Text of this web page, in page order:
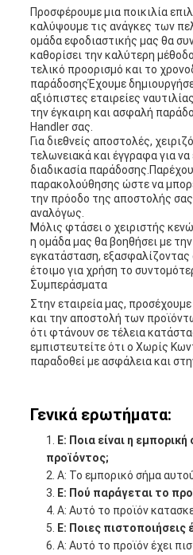
Προσφέρουμε μια ποικιλία
καλύψουμε τις ανάγκες των
ομάδα εφοδιαστικής μας θα
καθορίσει την καλύτερη
τελικό προορισμό και το
παράδοσηςΈχουμε
αξιόπιστες εταιρείες
την έγκαιρη και ασφαλή
Handler σας.
Για διεθνείς αποστολές,
τελωνειακά και έγγραφα για
διαδικασία
παρακολούθησης ώστε να
την πρόοδο της αποστολής σας
αναλόγως.
Μόλις φτάσει ο χειριστής
η ομάδα μας θα βοηθήσει με
εγκατάσταση, εξασφαλίζοντας
έτοιμο για χρήση το
Συμπεράσματα
Στην εταιρεία μας,
και την αποστολή των
ότι φτάνουν σε τέλεια
εμπιστευτείτε ότι ο Χωρίς
παραδοθεί με ασφάλεια και
Γενικά ερωτήματα:
Ε: Ποια είναι η
προϊόντος;
Α: Το εμπορικό σήμα
Ε: Πού παράγεται το
Α: Αυτό το προϊόν
Ε: Ποιες πιστοποιήσεις
Α: Αυτό το προϊόν έχει